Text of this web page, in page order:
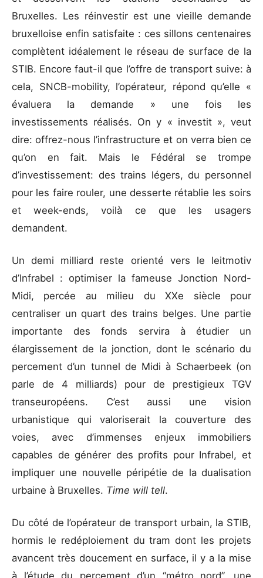
Bruxelles. Les réinvestir est une vieille demande
bruxelloise enfin satisfaite : ces sillons centenaires
complètent idéalement le réseau de surface de la
STIB. Encore faut-il que l’offre de transport suive: à
cela, SNCB-mobility, l’opérateur, répond qu’elle «
évaluera la demande » une fois les
investissements réalisés. On y « investit », veut
dire: offrez-nous l’infrastructure et on verra bien ce
qu’on en fait. Mais le Fédéral se trompe
d’investissement: des trains légers, du personnel
pour les faire rouler, une desserte rétablie les soirs
et week-ends, voilà ce que les usagers
demandent.
Un demi milliard reste orienté vers le leitmotiv
d’Infrabel : optimiser la fameuse Jonction Nord-
Midi, percée au milieu du XXe siècle pour
centraliser un quart des trains belges. Une partie
importante des fonds servira à étudier un
élargissement de la jonction, dont le scénario du
percement d’un tunnel de Midi à Schaerbeek (on
parle de 4 milliards) pour de prestigieux TGV
transeuropéens. C’est aussi une vision
urbanistique qui valoriserait la couverture des
voies, avec d’immenses enjeux immobiliers
capables de générer des profits pour Infrabel, et
impliquer une nouvelle péripétie de la dualisation
urbaine à Bruxelles. Time will tell.
Du côté de l’opérateur de transport urbain, la STIB,
hormis le redéploiement du tram dont les projets
avancent très doucement en surface, il y a la mise
à l’étude du percement d’un “métro nord”, une